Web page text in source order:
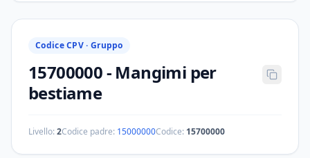
Codice CPV · Gruppo
15700000- Mangimi per
bestiame
Livello:2Codice padre: 15000000Codice: 15700000